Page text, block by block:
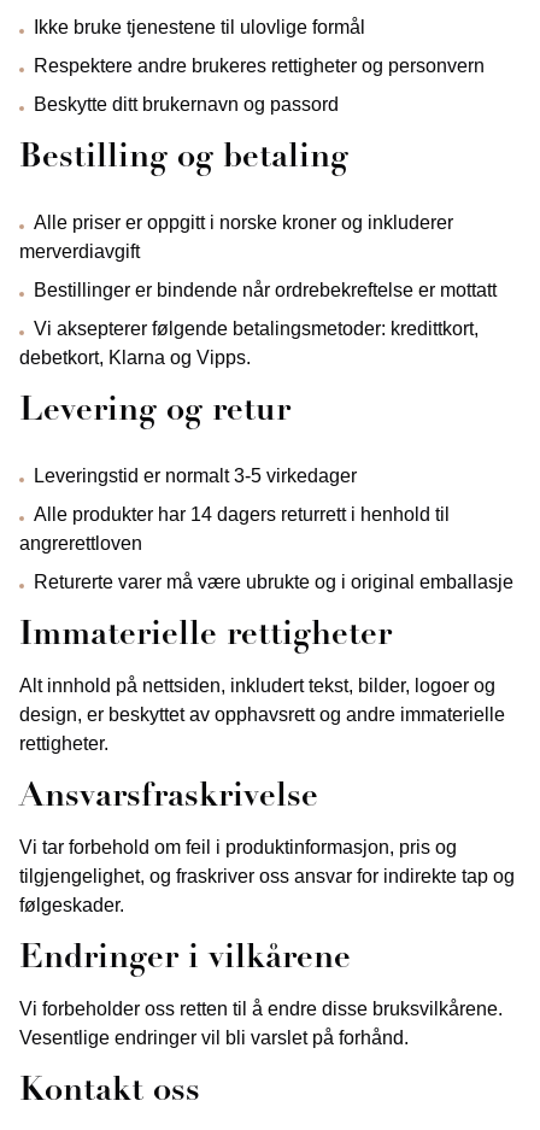
Ikke bruke tjenestene til ulovlige formål
Respektere andre brukeres rettigheter og personvern
Beskytte ditt brukernavn og passord
Bestilling og betaling
Alle priser er oppgitt i norske kroner og inkluderer
merverdiavgift
Bestillinger er bindende når ordrebekreftelse er mottatt
Vi aksepterer følgende betalingsmetoder: kredittkort,
debetkort, Klarna og Vipps.
Levering og retur
Leveringstid er normalt 3-5 virkedager
Alle produkter har 14 dagers returrett i henhold til
angrerettloven
Returerte varer må være ubrukte og i original emballasje
Immaterielle rettigheter
Alt innhold på nettsiden, inkludert tekst, bilder, logoer og
design, er beskyttet av opphavsrett og andre immaterielle
rettigheter.
Ansvarsfraskrivelse
Vi tar forbehold om feil i produktinformasjon, pris og
tilgjengelighet, og fraskriver oss ansvar for indirekte tap og
følgeskader.
Endringer i vilkårene
Vi forbeholder oss retten til å endre disse bruksvilkårene.
Vesentlige endringer vil bli varslet på forhånd.
Kontakt oss